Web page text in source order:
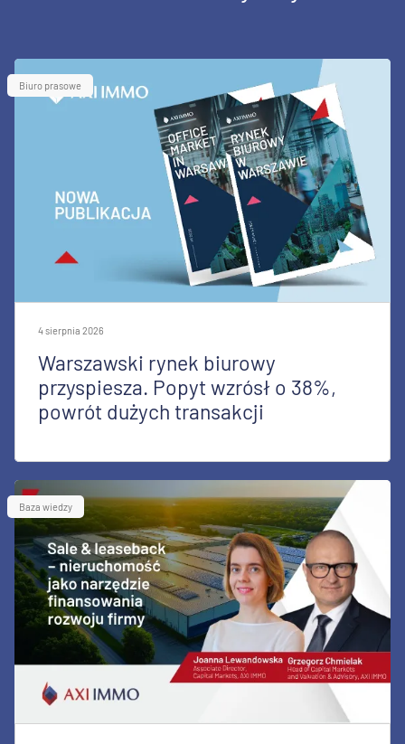
Biuro prasowe
4 sierpnia 2026
Warszawski rynek biurowy
przyspiesza. Popyt wzrósł o 38%,
powrót dużych transakcji
Baza wiedzy